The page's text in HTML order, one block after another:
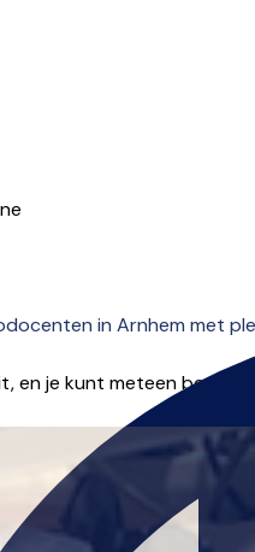
in Arnhem met
je kunt meteen beginnen.